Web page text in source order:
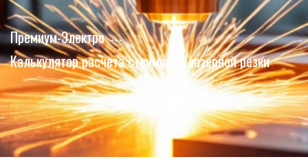
Премиум-Электро
Калькулятор расчета стоимости лазерной резки